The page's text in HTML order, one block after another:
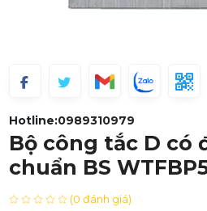
Hotline:0989310979
Bộ công tắc D có
chuẩn BS
(0 đánh giá)